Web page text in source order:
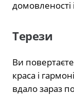
домовленості
Терези
Ви
краса і
вдало зараз